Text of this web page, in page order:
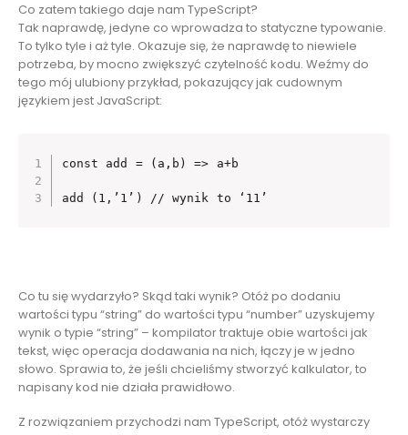
Co zatem takiego daje nam TypeScript?
Tak naprawdę, jedyne co wprowadza to statyczne typowanie.
To tylko tyle i aż tyle. Okazuje się, że naprawdę to niewiele
potrzeba, by mocno zwiększyć czytelność kodu. Weźmy do
tego mój ulubiony przykład, pokazujący jak cudownym
językiem jest JavaScript:
const add = (a,b) => a+b
add (1,’1’) // wynik to ‘11’
Co tu się wydarzyło? Skąd taki wynik? Otóż po dodaniu
wartości typu “string” do wartości typu “number” uzyskujemy
wynik o typie “string” – kompilator traktuje obie wartości jak
tekst, więc operacja dodawania na nich, łączy je w jedno
słowo. Sprawia to, że jeśli chcieliśmy stworzyć kalkulator, to
napisany kod nie działa prawidłowo.
Z rozwiązaniem przychodzi nam TypeScript, otóż wystarczy